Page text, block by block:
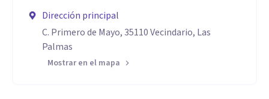
Dirección principal
C. Primero de Mayo, 35110 Vecindario, Las
Palmas
Mostrar en el mapa